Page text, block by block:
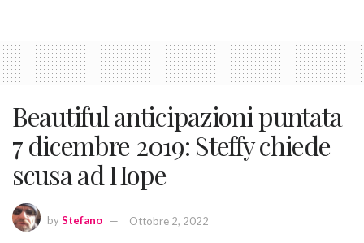
Beautiful anticipazioni puntata
7 dicembre 2019: Steffy chiede
scusa ad Hope
byStefano Ottobre 2, 2022